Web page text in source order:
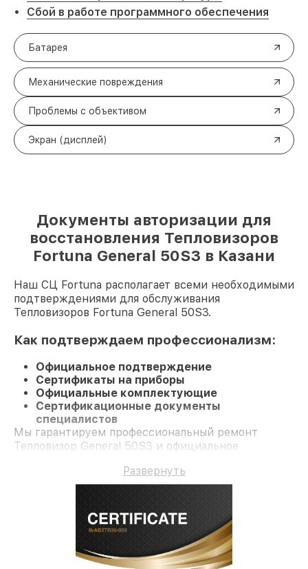
Сбой в работе программного обеспечения
Батарея
Механические повреждения
Проблемы с объективом
Экран (дисплей)
Документы авторизации для
восстановления Тепловизоров
Fortuna General 50S3 в Казани
Наш СЦ Fortuna располагает всеми необходимыми
подтверждениями для обслуживания
Тепловизоров Fortuna General 50S3.
Как подтверждаем профессионализм:
Официальное подтверждение
Сертификаты на приборы
Официальные комплектующие
Сертификационные документы
специалистов
Мы гарантируем профессиональный ремонт
Тепловизор General 50S3 и официальное
Развернуть